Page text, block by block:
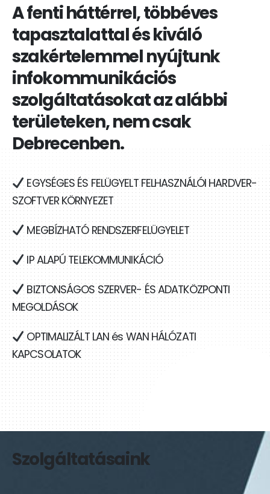
A fenti háttérrel, többéves
tapasztalattal és kiváló
szakértelemmel nyújtunk
infokommunikációs
szolgáltatásokat az alábbi
területeken, nem csak
Debrecenben.
EGYSÉGES ÉS FELÜGYELT FELHASZNÁLÓI HARDVER-
SZOFTVER KÖRNYEZET
MEGBÍZHATÓ RENDSZERFELÜGYELET
IP ALAPÚ TELEKOMMUNIKÁCIÓ
BIZTONSÁGOS SZERVER- ÉS ADATKÖZPONTI
MEGOLDÁSOK
OPTIMALIZÁLT LAN és WAN HÁLÓZATI
KAPCSOLATOK
Szolgáltatásaink